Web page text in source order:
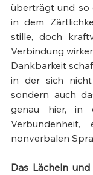
überträgt und so
in dem
stille, doch
Verbindung
Dankbarkeit
in der sich
sondern auch
genau hier, in
nonverbalen
Das Lächeln